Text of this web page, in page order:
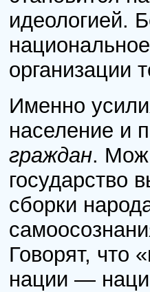
идеологией.
организации
Именно
население и
граждан.
государство
сборки
Говорят, что
нации —